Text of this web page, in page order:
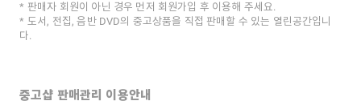
판매자 회원이 아닌 경우 먼저 회원가입 후 이용해 주세요.
도서, 전집, 음반 DVD의 중고상품을 직접 판매할 수 있는 열린공간입니
다.
중고샵 판매관리 이용안내